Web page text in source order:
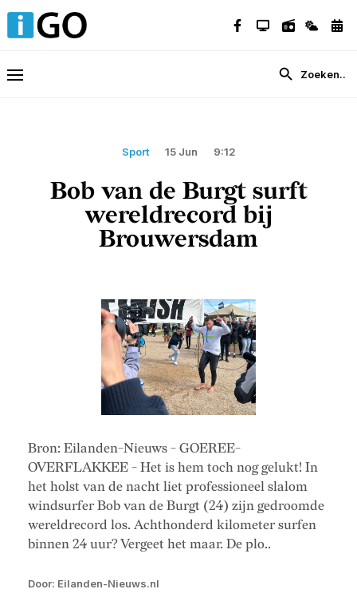
Sport 15 Jun 9:12
Bob van de Burgt surft
wereldrecord bij
Brouwersdam
Bron: Eilanden-Nieuws - GOEREE-
OVERFLAKKEE - Het is hem toch nog gelukt! In
het holst van de nacht liet professioneel slalom
windsurfer Bob van de Burgt (24) zijn gedroomde
wereldrecord los. Achthonderd kilometer surfen
binnen 24 uur? Vergeet het maar. De plo..
Door: Eilanden-Nieuws.nl